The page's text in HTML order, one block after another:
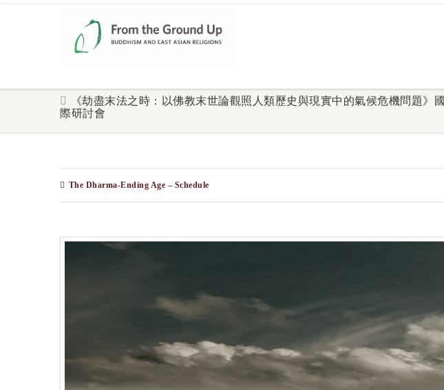
《劫盡末法之時：以佛教末世論觀照人類歷史與現實中的氣候危機問題》國
際研討會
The Dharma-Ending Age – Schedule